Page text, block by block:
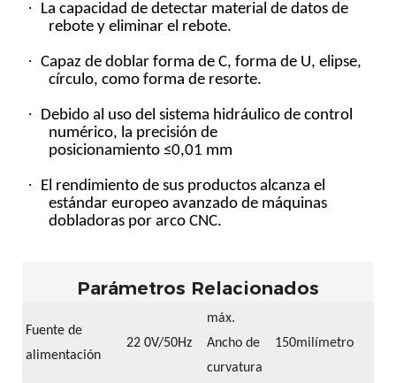
· La capacidad de detectar material de datos de
rebote y eliminar el rebote.
· Capaz de doblar forma de C, forma de U, elipse,
círculo, como forma de resorte.
· Debido al uso del sistema hidráulico de control
numérico, la precisión de
posicionamiento ≤0,01 mm
· El rendimiento de sus productos alcanza el
estándar europeo avanzado de máquinas
dobladoras por arco CNC.
Parámetros Relacionados
Fuente de
alimentación
22 0V/50Hz
máx.
Ancho de
curvatura
150milímetro